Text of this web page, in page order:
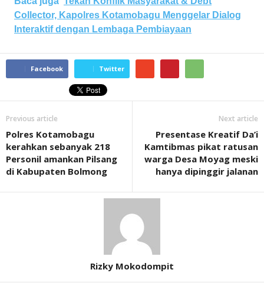
Collector, Kapolres Kotamobagu Menggelar Dialog
Interaktif dengan Lembaga Pembiayaan
Facebook Twitter
Previous article
Polres Kotamobagu
kerahkan sebanyak 218
Personil amankan Pilsang
di Kabupaten Bolmong
Next article
Presentase Kreatif Da’i
Kamtibmas pikat ratusan
warga Desa Moyag meski
hanya dipinggir jalanan
Rizky Mokodompit